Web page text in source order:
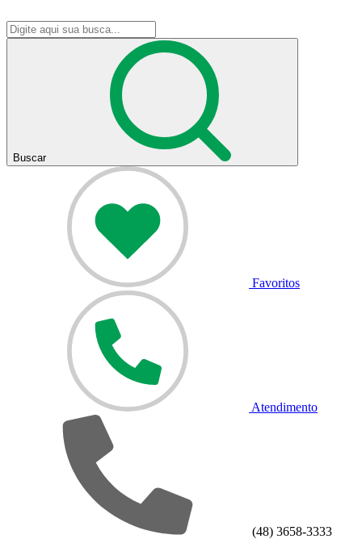
Buscar
Favoritos
Atendimento
(48) 3658-3333